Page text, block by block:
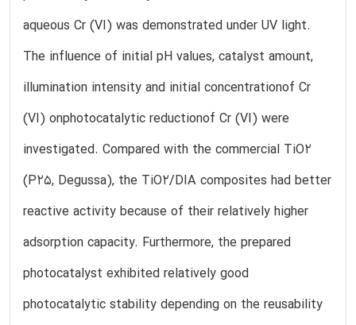
aqueous Cr (VI) was demonstrated under UV light.
The influence of initial pH values, catalyst amount,
illumination intensity and initial concentrationof Cr
(VI) onphotocatalytic reductionof Cr (VI) were
investigated. Compared with the commercial TiO2
(P25, Degussa), the TiO2/DIA composites had better
reactive activity because of their relatively higher
adsorption capacity. Furthermore, the prepared
photocatalyst exhibited relatively good
photocatalytic stability depending on the reusability